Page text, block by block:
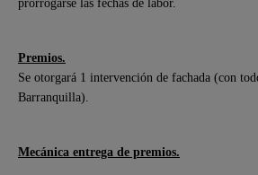
Premios.
Se otorgará 1 intervención de fachada (con
Barranquilla).
Mecánica entrega de premios.